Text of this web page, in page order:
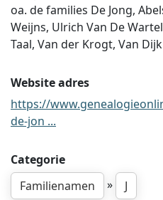
oa. de families De Jong,
Weijns, Ulrich Van De
Taal, Van der Krogt, Van
Website adres
https://
de-jon ...
Categorie
Familienamen
» J